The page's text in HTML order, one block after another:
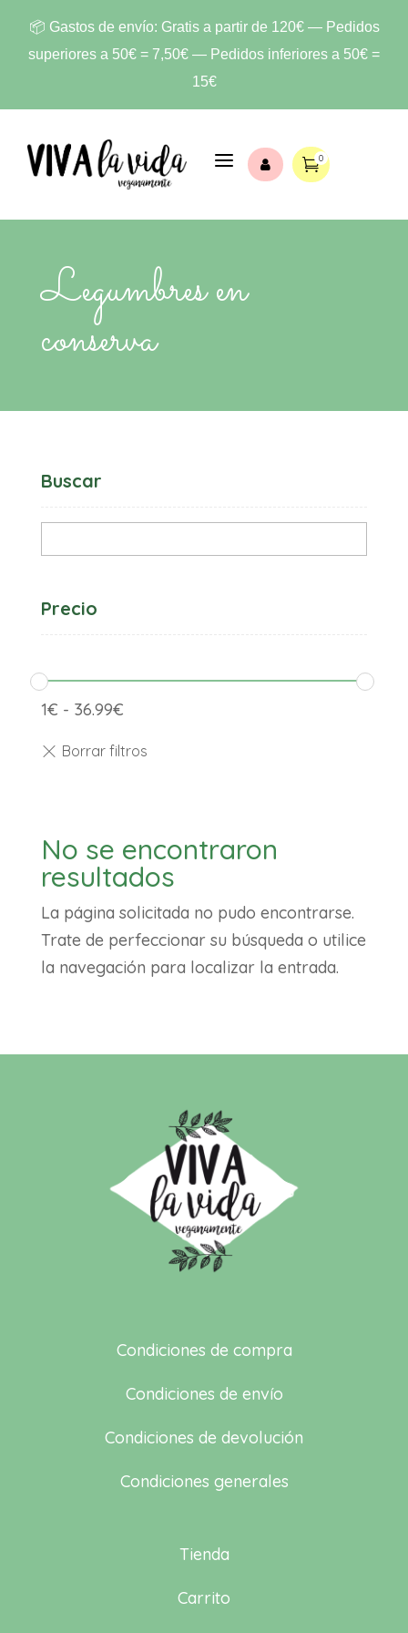
📦 Gastos de envío: Gratis a partir de 120€ — Pedidos
superiores a 50€ = 7,50€ — Pedidos inferiores a 50€ =
15€
a  0
Legumbres en
conserva
Buscar
Precio
1€ - 36.99€
No se encontraron
resultados
La página solicitada no pudo encontrarse.
Trate de perfeccionar su búsqueda o utilice
la navegación para localizar la entrada.
Condiciones de compra
Condiciones de envío
Condiciones de devolución
Condiciones generales
Tienda
Carrito